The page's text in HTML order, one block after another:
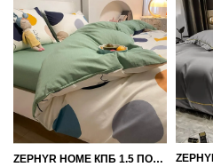
ZEPHYR HOME КПБ 1.5 ПОЛУТОРКА ЦВЕТНЫЕ КРУГИ